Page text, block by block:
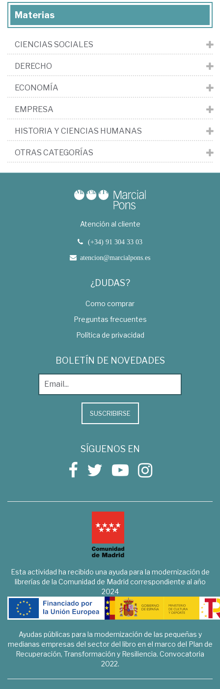
Materias
CIENCIAS SOCIALES
DERECHO
ECONOMÍA
EMPRESA
HISTORIA Y CIENCIAS HUMANAS
OTRAS CATEGORÍAS
Atención al cliente
(+34) 91 304 33 03
atencion@marcialpons.es
¿DUDAS?
Como comprar
Preguntas frecuentes
Política de privacidad
BOLETÍN DE NOVEDADES
SUSCRIBIRSE
SÍGUENOS EN
Esta actividad ha recibido una ayuda para la modernización de
librerías de la Comunidad de Madrid correspondiente al año
2024
Ayudas públicas para la modernización de las pequeñas y
medianas empresas del sector del libro en el marco del Plan de
Recuperación, Transformación y Resiliencia. Convocatoria
2022.